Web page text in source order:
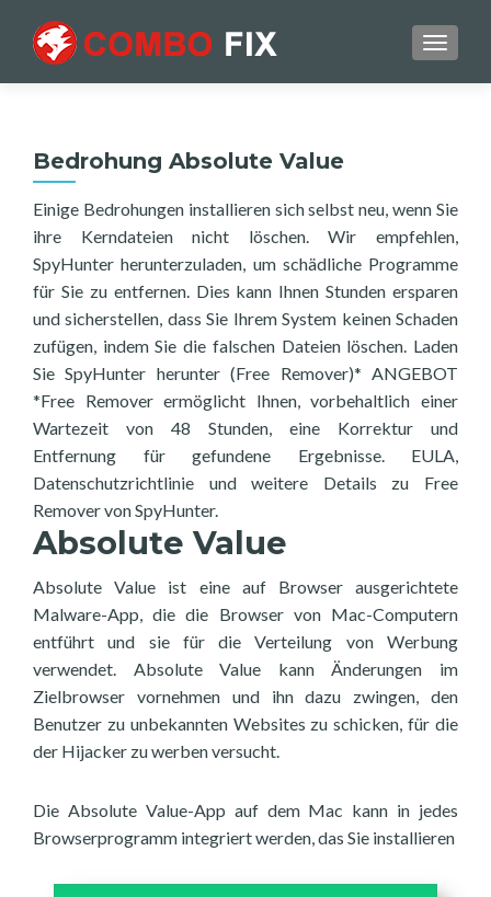
Bedrohung Absolute Value
Einige Bedrohungen installieren sich selbst neu, wenn Sie
ihre Kerndateien nicht löschen. Wir empfehlen,
SpyHunter herunterzuladen, um schädliche Programme
für Sie zu entfernen. Dies kann Ihnen Stunden ersparen
und sicherstellen, dass Sie Ihrem System keinen Schaden
zufügen, indem Sie die falschen Dateien löschen. Laden
Sie SpyHunter herunter (Free Remover)* ANGEBOT
*Free Remover ermöglicht Ihnen, vorbehaltlich einer
Wartezeit von 48 Stunden, eine Korrektur und
Entfernung für gefundene Ergebnisse. EULA,
Datenschutzrichtlinie und weitere Details zu Free
Remover von SpyHunter.
Absolute Value
Absolute Value ist eine auf Browser ausgerichtete
Malware-App, die die Browser von Mac-Computern
entführt und sie für die Verteilung von Werbung
verwendet. Absolute Value kann Änderungen im
Zielbrowser vornehmen und ihn dazu zwingen, den
Benutzer zu unbekannten Websites zu schicken, für die
der Hijacker zu werben versucht.
Die Absolute Value-App auf dem Mac kann in jedes
Browserprogramm integriert werden, das Sie installieren